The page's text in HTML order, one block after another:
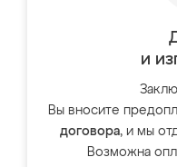
и
Вы вносите
договора, и мы
Возможна